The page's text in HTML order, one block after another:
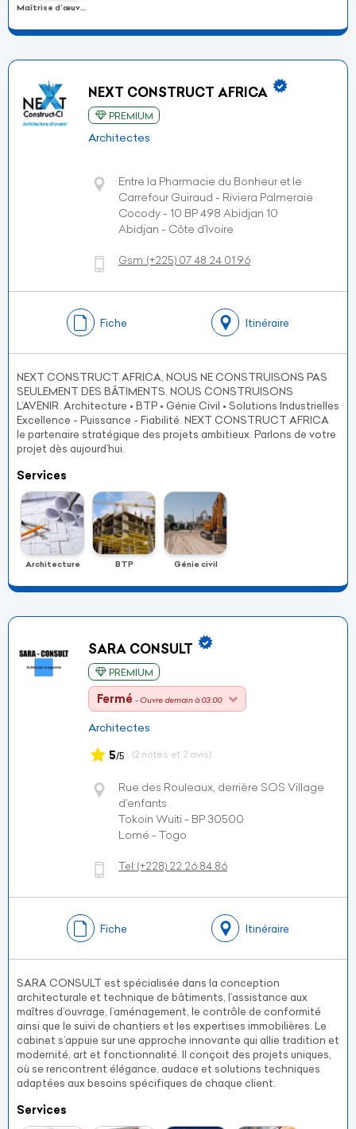
Maîtrise d’œuvre
NEXT CONSTRUCT AFRICA
PREMIUM
Architectes
Entre la Pharmacie du Bonheur et le
Carrefour Guiraud - Riviera Palmeraie
Cocody - 10 BP 498 Abidjan 10
Abidjan - Côte d’Ivoire
Gsm:(+225) 07 48 24 01 96
Fiche Itinéraire
NEXT CONSTRUCT AFRICA, NOUS NE CONSTRUISONS PAS
SEULEMENT DES BÂTIMENTS. NOUS CONSTRUISONS
L’AVENIR. Architecture • BTP • Génie Civil • Solutions Industrielles
Excellence - Puissance - Fiabilité. NEXT CONSTRUCT AFRICA
le partenaire stratégique des projets ambitieux. Parlons de votre
projet dès aujourd’hui.
Services
Architecture BTP Génie civil
SARA CONSULT
PREMIUM
Fermé - Ouvre demain à 03:00
Architectes
5/5 (2 notes et 2 avis)
Rue des Rouleaux, derrière SOS Village
d’enfants
Tokoin Wuiti - BP 30500
Lomé - Togo
Tel:(+228) 22 26 84 86
Fiche Itinéraire
SARA CONSULT est spécialisée dans la conception
architecturale et technique de bâtiments, l’assistance aux
maîtres d’ouvrage, l’aménagement, le contrôle de conformité
ainsi que le suivi de chantiers et les expertises immobilières. Le
cabinet s’appuie sur une approche innovante qui allie tradition et
modernité, art et fonctionnalité. Il conçoit des projets uniques,
où se rencontrent élégance, audace et solutions techniques
adaptées aux besoins spécifiques de chaque client.
Services